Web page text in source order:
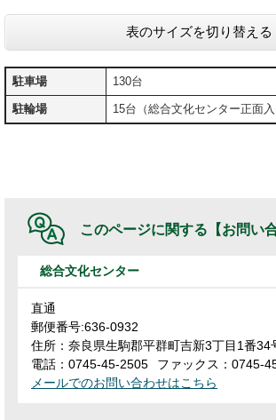
表のサイズを切り替える
駐車場 130台
駐輪場 15台（総合文化センター正面入
このページに関する 【お問い
総合文化センター
直通
郵便番号:636-0932
住所：奈良県生駒郡平群町吉新3丁目1番34
電話：0745-45-2505
ファックス：0745-
メールでのお問い合わせはこちら